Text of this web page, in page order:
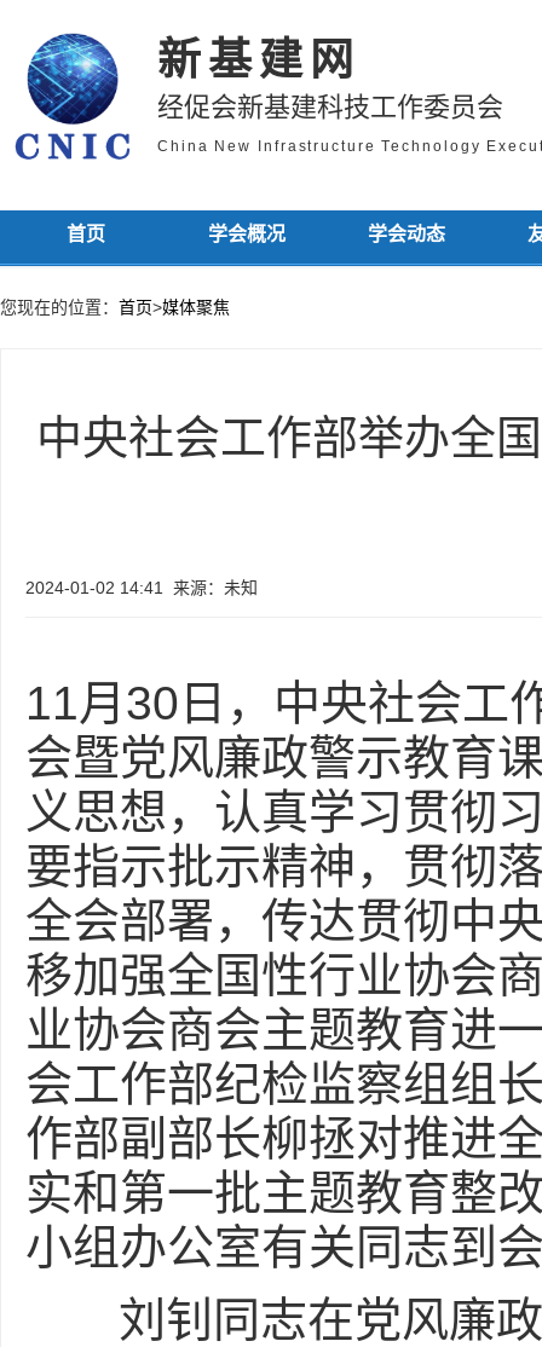
新基建网
经促会新基建科技工作委员会
China New Infrastructure Technology
首页 学会概况 学会动态
您现在的位置： 首页>媒体聚焦
中央社会工作部举办全
2024-01-02 14:41 来源：未知
11月30日，中央社会工
会暨党风廉政警示教育
义思想，认真学习贯彻
要指示批示精神，贯彻
全会部署，传达贯彻中
移加强全国性行业协会
业协会商会主题教育进
会工作部纪检监察组组
作部副部长柳拯对推进
实和第一批主题教育整
小组办公室有关同志到
刘钊同志在党风廉政